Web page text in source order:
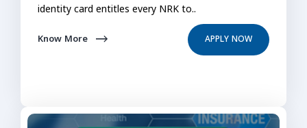
identity card entitles every NRK to..
Know More APPLY NOW